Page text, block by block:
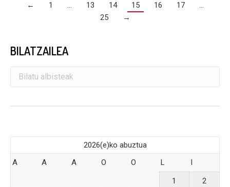
← 1 … 13 14 15 16 17
…
25
→
BILATZAILEA
2026(e)ko abuztua
A
A A O O L
I
1
2